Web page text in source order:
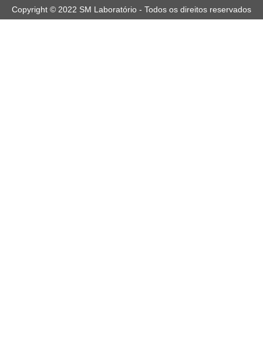
Copyright © 2022 SM Laboratório - Todos os direitos reservados